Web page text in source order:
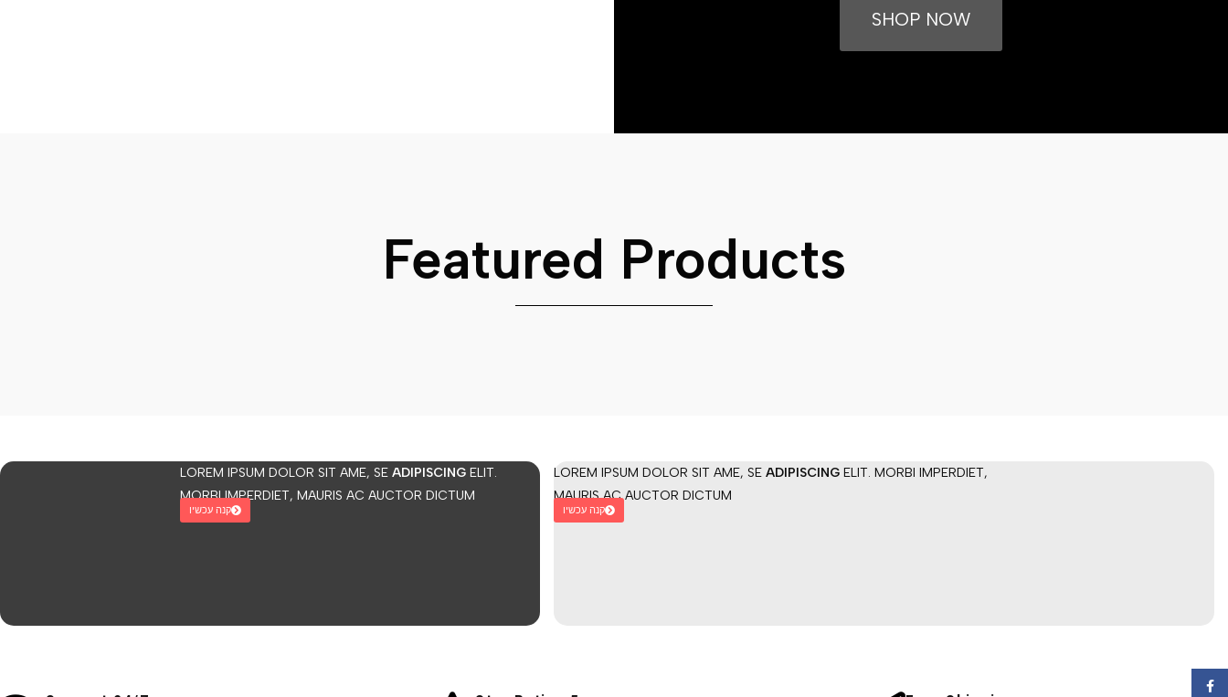
SHOP NOW
Featured Products
LOREM IPSUM DOLOR SIT AME, SEADIPISCING ELIT. MORBI IMPERDIET,
MAURIS AC AUCTOR DICTUM
קנה עכשיו
LOREM IPSUM DOLOR SIT AME, SE ADIPISCINGELIT.
MORBI IMPERDIET, MAURIS AC AUCTOR DICTUM
קנה עכשיו